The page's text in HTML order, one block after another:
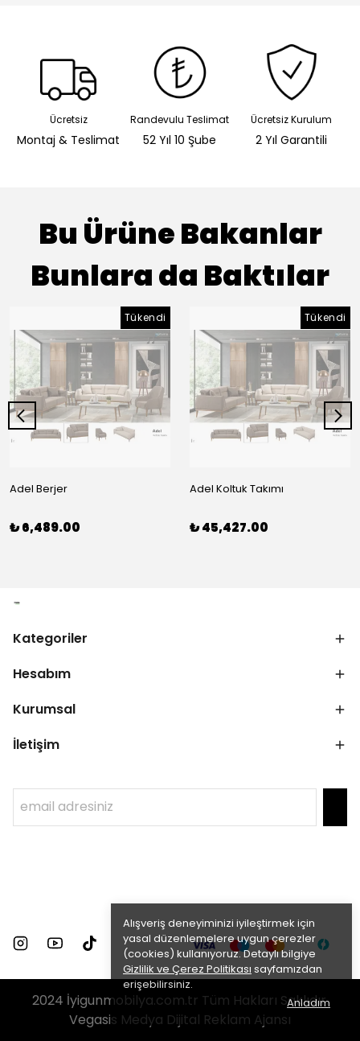
Alışveriş deneyiminizi iyileştirmek için
yasal düzenlemelere uygun çerezler
(cookies) kullanıyoruz. Detaylı bilgiye
Gizlilik ve Çerez Politikası sayfamızdan
erişebilirsiniz.
Anladım
Ücretsiz
Montaj & Teslimat
Randevulu Teslimat
52 Yıl 10 Şube
Ücretsiz Kurulum
2 Yıl Garantili
Bu Ürüne Bakanlar
Bunlara da Baktılar
Tükendi
Adel Berjer
₺ 6,489.00
Tükendi
Adel Koltuk Takımı
₺ 45,427.00
Kategoriler
Hesabım
Kurumsal
İletişim
2024 İyigunmobilya.com.tr Tüm Hakları Saklıdır.
Vegasis Medya Dijital Reklam Ajansı